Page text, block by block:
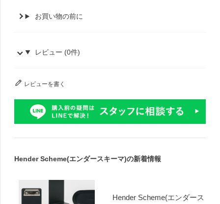
お買い物の前に
レビュー (0件)
レビューを書く
Hender Scheme(エンダースキーマ)の新着情報
Hender Scheme(エンダース